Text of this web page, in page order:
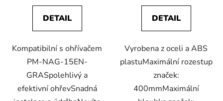
DETAIL
Kompatibilní s ohřívačem
PM-NAG-15EN-
GRASpolehlivý a
efektivní ohřevSnadná
DETAIL
Vyrobena z oceli a ABS
plastuMaximální rozestup
značek:
400mmMaximální